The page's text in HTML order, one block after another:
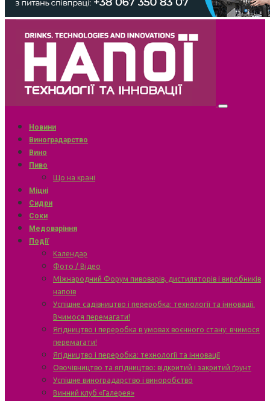
Новини
Виноградарство
Вино
Пиво
Що на крані
Міцні
Сидри
Соки
Медоваріння
Події
Календар
Фото / Відео
Міжнародний Форум пивоварів, дистиляторів і виробників
напоїв
Успішне садівництво і переробка: технології та інновації.
Вчимося перемагати!
Ягідництво і переробка в умовах воєнного стану: вчимося
перемагати!
Ягідництво і переробка: технології та інновації
Овочівництво та ягідництво: відкритий і закритий ґрунт
Успішне виноградарство і виноробство
Винний клуб «Галерея»